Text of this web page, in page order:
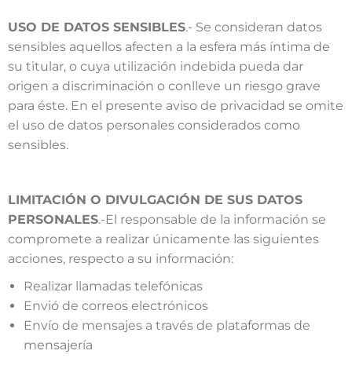
USO DE DATOS SENSIBLES.- Se consideran datos
sensibles aquellos afecten a la esfera más íntima de
su titular, o cuya utilización indebida pueda dar
origen a discriminación o conlleve un riesgo grave
para éste. En el presente aviso de privacidad se omite
el uso de datos personales considerados como
sensibles.
LIMITACIÓN O DIVULGACIÓN DE SUS DATOS
PERSONALES.-El responsable de la información se
compromete a realizar únicamente las siguientes
acciones, respecto a su información:
Realizar llamadas telefónicas
Envió de correos electrónicos
Envío de mensajes a través de plataformas de
mensajería